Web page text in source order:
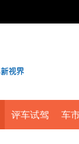
评车试驾 车